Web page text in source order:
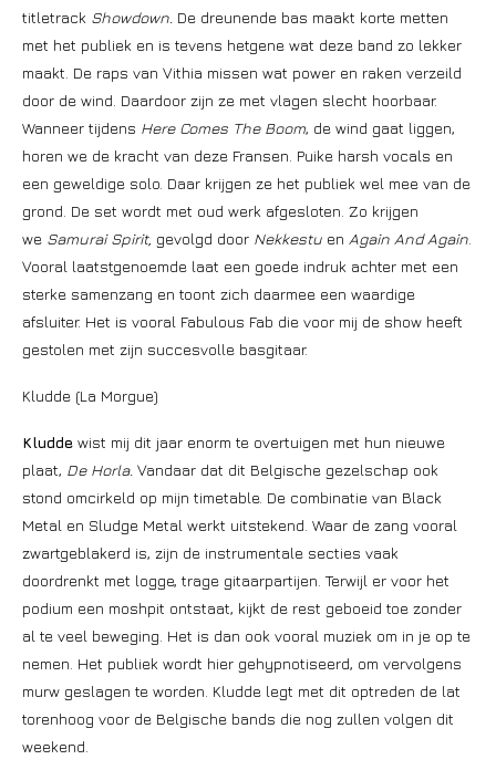
titletrack Showdown. De dreunende bas maakt korte metten
met het publiek en is tevens hetgene wat deze band zo lekker
maakt. De raps van Vithia missen wat power en raken verzeild
door de wind. Daardoor zijn ze met vlagen slecht hoorbaar.
Wanneer tijdens Here Comes The Boom, de wind gaat liggen,
horen we de kracht van deze Fransen. Puike harsh vocals en
een geweldige solo. Daar krijgen ze het publiek wel mee van de
grond. De set wordt met oud werk afgesloten. Zo krijgen
we Samurai Spirit, gevolgd door Nekkestu en Again And Again
Vooral laatstgenoemde laat een goede indruk achter met een
sterke samenzang en toont zich daarmee een waardige
afsluiter. Het is vooral Fabulous Fab die voor mij de show heeft
gestolen met zijn succesvolle basgitaar.
Kludde (La Morgue)
Kludde wist mij dit jaar enorm te overtuigen met hun nieuwe
plaat, De Horla. Vandaar dat dit Belgische gezelschap ook
stond omcirkeld op mijn timetable. De combinatie van Black
Metal en Sludge Metal werkt uitstekend. Waar de zang vooral
zwartgeblakerd is, zijn de instrumentale secties vaak
doordrenkt met logge, trage gitaarpartijen. Terwijl er voor het
podium een moshpit ontstaat, kijkt de rest geboeid toe zonder
al te veel beweging. Het is dan ook vooral muziek om in je op te
nemen. Het publiek wordt hier gehypnotiseerd, om vervolgens
murw geslagen te worden. Kludde legt met dit optreden de lat
torenhoog voor de Belgische bands die nog zullen volgen dit
weekend.